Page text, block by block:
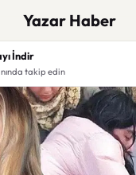
Yazar Haber
İndir
takip edin